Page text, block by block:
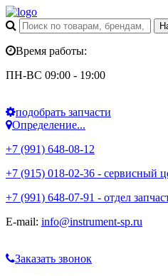
Время работы:
ПН-ВС 09:00 - 19:00
подобрать запчасти
Определение...
+7 (991) 648-08-12
+7 (915) 018-02-36 - сервисный
+7 (991) 648-07-91 - отдел
E-mail: info@instrument-sp.ru
Заказать звонок